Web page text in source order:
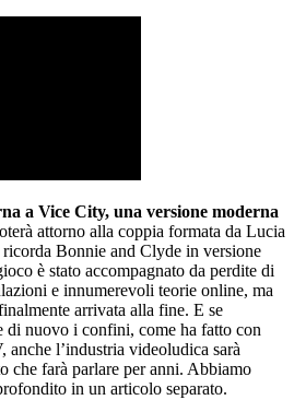
a Vice City, una versione moderna
attorno alla coppia formata da Lucia
Bonnie and Clyde in versione
è stato accompagnato da perdite di
e innumerevoli teorie online, ma
arrivata alla fine. E se
di nuovo i confini, come ha fatto con
l’industria videoludica sarà
che farà parlare per anni. Abbiamo
in un articolo separato.